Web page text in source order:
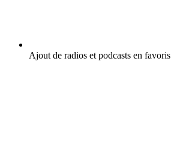
Ajout de radios et podcasts en favoris